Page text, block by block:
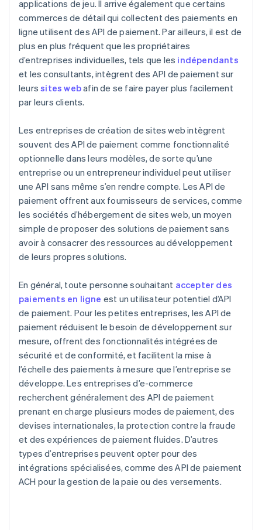
applications de jeu. Il arrive également que certains
commerces de détail qui collectent des paiements en
ligne utilisent des API de paiement. Par ailleurs, il est de
plus en plus fréquent que les propriétaires
d’entreprises individuelles, tels que les indépendants
et les consultants, intègrent des API de paiement sur
leurssites webafin de se faire payer plus facilement
par leurs clients.
Les entreprises de création de sites web intègrent
souvent des API de paiement comme fonctionnalité
optionnelle dans leurs modèles, de sorte qu’une
entreprise ou un entrepreneur individuel peut utiliser
une API sans même s’en rendre compte. Les API de
paiement offrent aux fournisseurs de services, comme
les sociétés d’hébergement de sites web, un moyen
simple de proposer des solutions de paiement sans
avoir à consacrer des ressources au développement
de leurs propres solutions.
En général, toute personne souhaitant accepter des
paiements en ligne est un utilisateur potentiel d’API
de paiement. Pour les petites entreprises, les API de
paiement réduisent le besoin de développement sur
mesure, offrent des fonctionnalités intégrées de
sécurité et de conformité, et facilitent la mise à
l’échelle des paiements à mesure que l’entreprise se
développe. Les entreprises d’e-commerce
recherchent généralement des API de paiement
prenant en charge plusieurs modes de paiement, des
devises internationales, la protection contre la fraude
et des expériences de paiement fluides. D’autres
types d’entreprises peuvent opter pour des
intégrations spécialisées, comme des API de paiement
ACH pour la gestion de la paie ou des versements.